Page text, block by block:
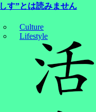
しす”とは読みません
Culture
Lifestyle